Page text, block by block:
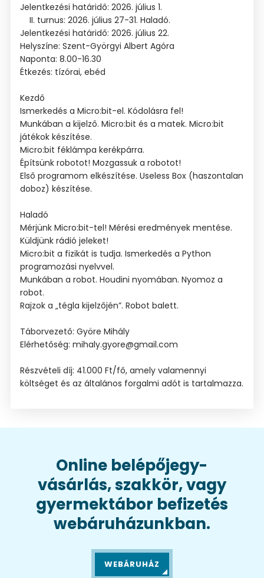
Jelentkezési határidő: 2026. július 1.
II. turnus: 2026. július 27-31. Haladó.
Jelentkezési határidő: 2026. július 22.
Helyszíne: Szent-Györgyi Albert Agóra
Naponta: 8.00-16.30
Étkezés: tízórai, ebéd
Kezdő
Ismerkedés a Micro:bit-el. Kódolásra fel!
Munkában a kijelző. Micro:bit és a matek. Micro:bit
játékok készítése.
Micro:bit féklámpa kerékpárra.
Építsünk robotot! Mozgassuk a robotot!
Első programom elkészítése. Useless Box (haszontalan
doboz) készítése.
Haladó
Mérjünk Micro:bit-tel! Mérési eredmények mentése.
Küldjünk rádió jeleket!
Micro:bit a fizikát is tudja. Ismerkedés a Python
programozási nyelvvel.
Munkában a robot. Houdini nyomában. Nyomoz a
robot.
Rajzok a „tégla kijelzőjén”. Robot balett.
Táborvezető: Györe Mihály
Elérhetőség: mihaly.gyore@gmail.com
Részvételi díj: 41.000 Ft/fő, amely valamennyi
költséget és az általános forgalmi adót is tartalmazza.
Online belépőjegy-
vásárlás, szakkör, vagy
gyermektábor befizetés
webáruházunkban.
WEBÁRUHÁZ